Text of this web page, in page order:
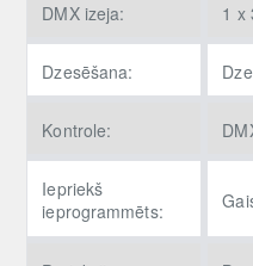
DMX izeja: 1 x
Dzesēšana:
Kontrole:
Iepriekš
ieprogrammēts: